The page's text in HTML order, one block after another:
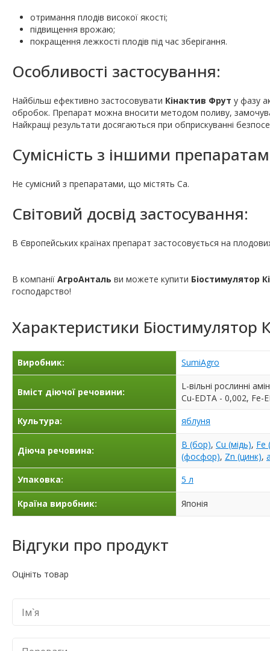
отримання плодів високої якості;
підвищення врожаю;
покращення лежкості плодів під час зберігання.
Особливості застосування:
Найбільш ефективно застосовувати Кінактив Фрут у фазу
обробок. Препарат можна вносити методом поливу,
Найкращі результати досягаються при обприскуванні
Сумісність з іншими
Не сумісний з препаратами, що містять Са.
Світовий досвід застосування:
В Європейських країнах препарат застосовується на
В компанії АгроАнталь ви можете купити Біостимулятор
господарство!
Характеристики Біостимулятор
Виробник: SumiAgro
Вміст діючої речовини:
L-вільні рослинні
Сu-EDTA - 0,002, Fe-
Культура:
яблуня
Діюча речовина:
B (бор), Cu (мідь), Fe
(фосфор), Zn (цинк),
Упаковка:
5 л
Країна виробник: Японія
Відгуки про продукт
Оцініть товар